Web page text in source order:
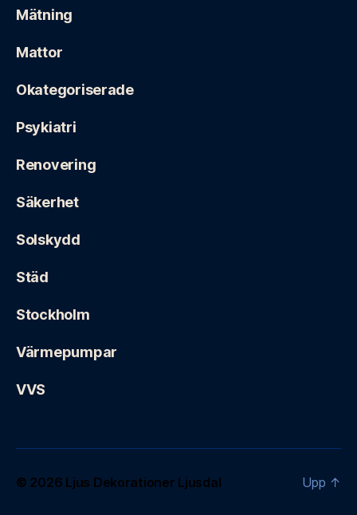
Mätning
Mattor
Okategoriserade
Psykiatri
Renovering
Säkerhet
Solskydd
Städ
Stockholm
Värmepumpar
VVS
© 2026 Ljus Dekorationer Ljusdal Upp ↑